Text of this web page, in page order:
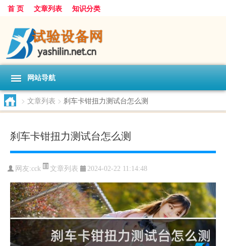
首 页 文章列表 知识分类
网站导航
> 文章列表 > 刹车卡钳扭力测试台怎么测
刹车卡钳扭力测试台怎么测
网友:cck 文章列表 2024-02-22 11:14:48